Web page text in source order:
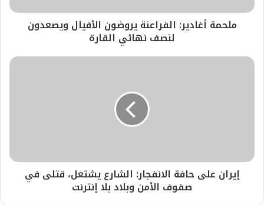
ملحمة أغادير: الفراعنة يروضون الأفيال ويصعدون
لنصف نهائي القارة
إيران على حافة الانفجار: الشارع يشتعل، قتلى في
صفوف الأمن وبلاد بلا إنترنت